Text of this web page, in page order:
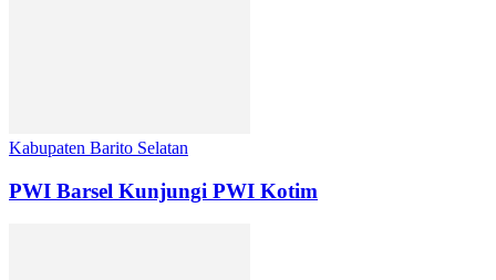
Kabupaten Barito Selatan
PWI Barsel Kunjungi PWI Kotim